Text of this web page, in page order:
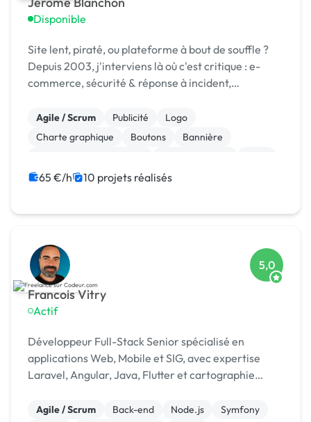
Disponible
Site lent, piraté, ou plateforme à bout de souffle ?
Depuis 2003, j'interviens là où c'est critique : e-
commerce, sécurité & réponse à incident,
Agile / Scrum Publicité
Logo
Charte graphique
Boutons
Bannière
Modules et composants
65 €/h 10 projets réalisés
Francois Vitry
Actif
5,0
Développeur Full-Stack Senior spécialisé en
applications Web, Mobile et SIG, avec expertise
Laravel, Angular, Java, Flutter et cartographie
Agile / Scrum Back-end Node.js
Symfony